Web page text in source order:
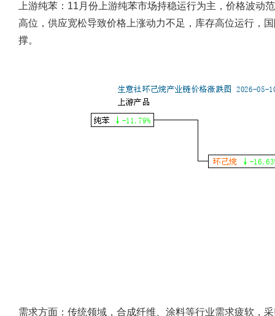
上游纯苯：11月份上游纯苯市场持稳运行为主，价格波动
高位，供应宽松导致价格上涨动力不足，库存高位运行，
撑。
需求方面：传统领域‌，合成纤维、涂料等行业需求疲软，